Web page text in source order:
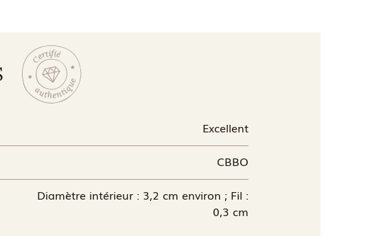
Excellent
CBBO
Diamètre intérieur : 3,2 cm environ ; Fil :
0,3 cm